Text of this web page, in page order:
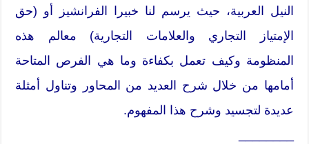
النيل العربية، حيث يرسم لنا خبيرا الفرانشيز أو (حق
الإمتياز التجاري والعلامات التجارية) معالم هذه
المنظومة وكيف تعمل بكفاءة وما هي الفرص المتاحة
أمامها من خلال شرح العديد من المحاور وتناول أمثلة
عديدة لتجسيد وشرح هذا المفهوم.